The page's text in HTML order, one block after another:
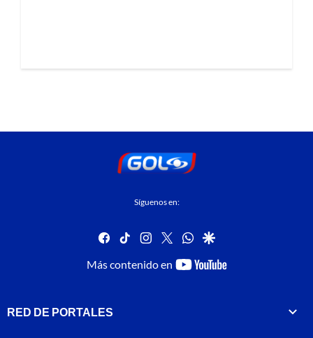
Síguenos en:
facebook
tiktok instagram
twitterwhatsapp
google
Más contenido en
youtube-
RED DE PORTALES